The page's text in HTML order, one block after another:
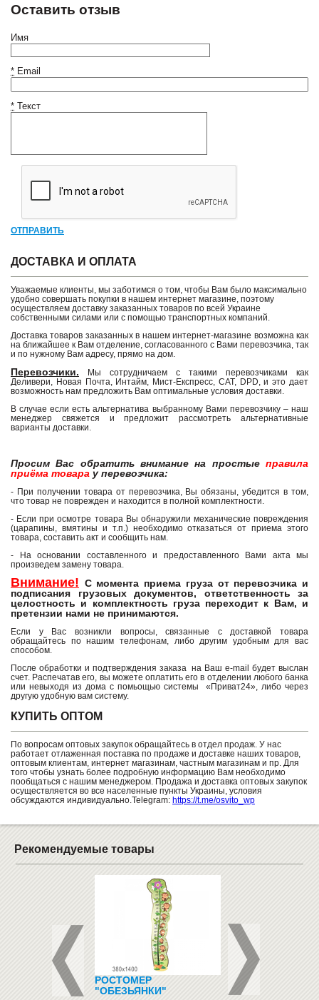
Оставить отзыв
Имя
* Email
* Текст
ОТПРАВИТЬ
ДОСТАВКА И ОПЛАТА
Уважаемые клиенты, мы заботимся о том, чтобы Вам было максимально
удобно совершать покупки в нашем интернет магазине, поэтому
осуществляем доставку заказанных товаров по всей Украине
собственными силами или с помощью транспортных компаний.
Доставка товаров заказанных в нашем интернет-магазине возможна как
на ближайшее к Вам отделение, согласованного с Вами перевозчика, так
и по нужному Вам адресу, прямо на дом.
Перевозчики. Мы сотрудничаем с такими перевозчиками как
Деливери, Новая Почта, Интайм, Мист-Експресс, САТ, DPD, и это дает
возможность нам предложить Вам оптимальные условия доставки.
В случае если есть альтернатива выбранному Вами перевозчику – наш
менеджер свяжется и предложит рассмотреть альтернативные
варианты доставки.
Просим Вас обратить внимание на простые правила
приёма товара у перевозчика:
- При получении товара от перевозчика, Вы обязаны, убедится в том,
что товар не поврежден и находится в полной комплектности.
- Если при осмотре товара Вы обнаружили механические повреждения
(царапины, вмятины и т.п.) необходимо отказаться от приема этого
товара, составить акт и сообщить нам.
- На основании составленного и предоставленного Вами акта мы
произведем замену товара.
Внимание! С момента приема груза от перевозчика и
подписания грузовых документов, ответственность за
целостность и комплектность груза переходит к Вам, и
претензии нами не принимаются.
Если у Вас возникли вопросы, связанные с доставкой товара
обращайтесь по нашим телефонам, либо другим удобным для вас
способом.
После обработки и подтверждения заказа на Ваш e-mail будет выслан
счет. Распечатав его, вы можете оплатить его в отделении любого банка
или невыходя из дома с помьощью системы «Приват24», либо через
другую удобную вам систему.
КУПИТЬ ОПТОМ
По вопросам оптовых закупок обращайтесь в отдел продаж. У нас
работает отлаженная поставка по продаже и доставке наших товаров,
оптовым клиентам, интернет магазинам, частным магазинам и пр. Для
того чтобы узнать более подробную информацию Вам необходимо
пообщаться с нашим менеджером. Продажа и доставка оптовых закупок
осуществляется во все населенные пункты Украины, условия
обсуждаются индивидуально.Telegram: https://t.me/osvito_wp
Рекомендуемые товары
РОСТОМЕР
"ОБЕЗЬЯНКИ"
ТРИБУНА